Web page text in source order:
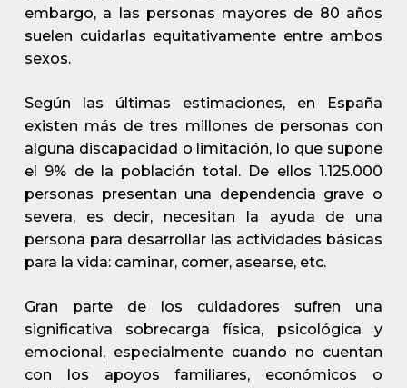
embargo, a las personas mayores de 80 años
suelen cuidarlas equitativamente entre ambos
sexos.
Según las últimas estimaciones, en España
existen más de tres millones de personas con
alguna discapacidad o limitación, lo que supone
el 9% de la población total. De ellos 1.125.000
personas presentan una dependencia grave o
severa, es decir, necesitan la ayuda de una
persona para desarrollar las actividades básicas
para la vida: caminar, comer, asearse, etc.
Gran parte de los cuidadores sufren una
significativa sobrecarga física, psicológica y
emocional, especialmente cuando no cuentan
con los apoyos familiares, económicos o